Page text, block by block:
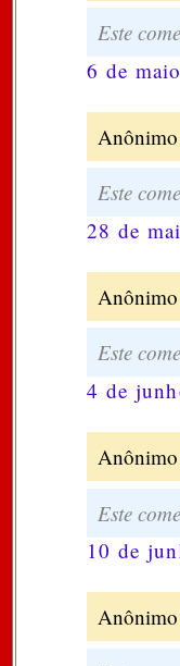
Este
6 de
Anônimo
Este
28 de
Anônimo
Este
4 de
Anônimo
Este
10 de
Anônimo